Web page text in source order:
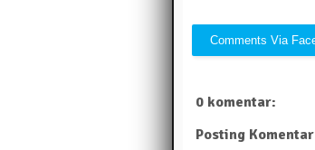
0 komentar:
Posting Komentar